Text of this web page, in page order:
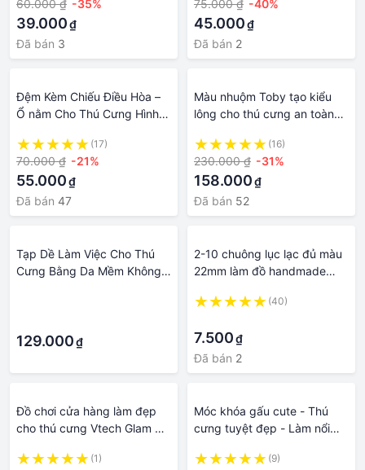
60.000 ₫ -35%
39.000₫
Đã bán 3
75.000 ₫ -40%
45.000₫
Đã bán 2
Đệm Kèm Chiếu Điều Hòa –
Ổ nằm Cho Thú Cưng Hình
dễ dàng làm sạch
(17)
70.000 ₫ -21%
55.000₫
Đã bán 47
Màu nhuộm Toby tạo kiểu
lông cho thú cưng an toàn
(16)
230.000 ₫ -31%
158.000₫
Đã bán 52
Tạp Dề Làm Việc Cho Thú
Cưng Bằng Da Mềm Không
129.000₫
2-10 chuông lục lạc đủ màu
22mm làm đồ handmade
cưng
(40)
7.500₫
Đã bán 2
Đồ chơi cửa hàng làm đẹp
cho thú cưng Vtech Glam &
(1)
Móc khóa gấu cute - Thú
cưng tuyệt đẹp - Làm nổi
cho nữ
(9)